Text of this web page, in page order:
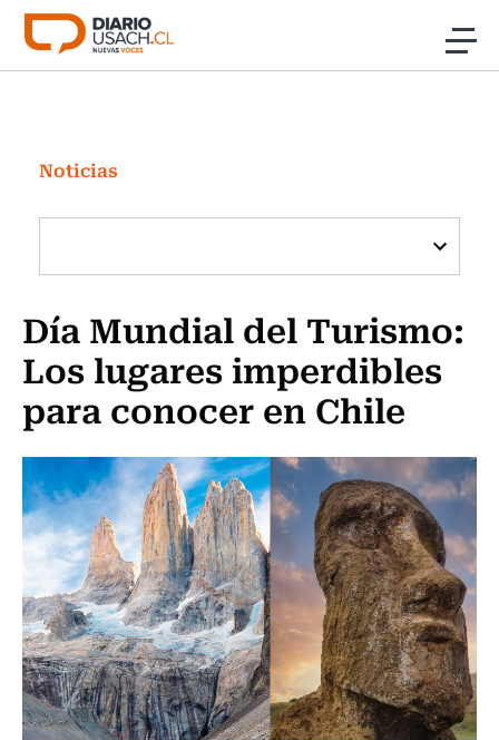
Click acá para ir directamente al contenido
Investigación
Cultura
Programas Radio y TV Usach
Noticias
Día Mundial del Turismo:
Los lugares imperdibles
para conocer en Chile